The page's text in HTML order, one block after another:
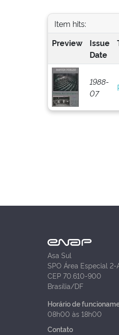
Item hits:
Preview
Issue
Date
1988-
07
Asa Sul
SPO Área Especial 2-
CEP 70.610-900
Brasília/DF
Horário de
08h00 às 18h00
Contato